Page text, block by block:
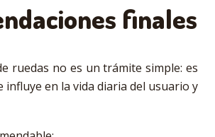
finales
ruedas no es un trámite simple: es
influye en la vida diaria del usuario y